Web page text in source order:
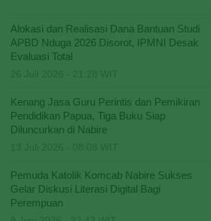
Alokasi dan Realisasi Dana Bantuan Studi
APBD Nduga 2026 Disorot, IPMNI Desak
Evaluasi Total
Kenang Jasa Guru Perintis dan Pemikiran
Pendidikan Papua, Tiga Buku Siap
Diluncurkan di Nabire
Pemuda Katolik Komcab Nabire Sukses
Gelar Diskusi Literasi Digital Bagi
Perempuan